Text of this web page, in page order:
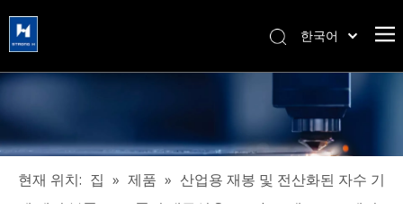
한국어
Türk dili
Tiếng Việt
Español
현재 위치: 집 » 제품 » 산업용 재봉 및 전산화된 자수 기
계 예비 부품
고품질 내구성 Strongh 브랜드 스트레이